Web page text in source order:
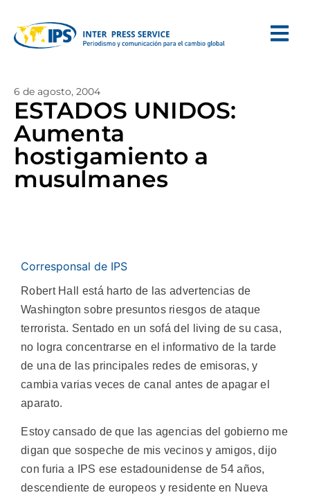
6 de agosto, 2004
ESTADOS UNIDOS:
Aumenta
hostigamiento a
musulmanes
Corresponsal de IPS
Robert Hall está harto de las advertencias de
Washington sobre presuntos riesgos de ataque
terrorista. Sentado en un sofá del living de su casa,
no logra concentrarse en el informativo de la tarde
de una de las principales redes de emisoras, y
cambia varias veces de canal antes de apagar el
aparato.
Estoy cansado de que las agencias del gobierno me
digan que sospeche de mis vecinos y amigos, dijo
con furia a IPS ese estadounidense de 54 años,
descendiente de europeos y residente en Nueva